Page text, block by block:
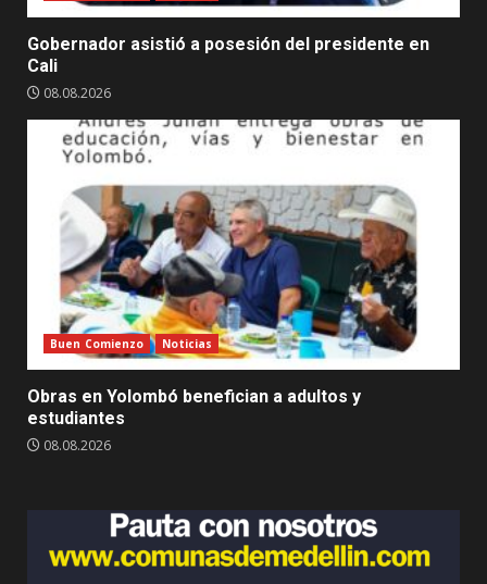
Gobernador asistió a posesión del presidente en
Cali
08.08.2026
Buen Comienzo Noticias
Obras en Yolombó benefician a adultos y
estudiantes
08.08.2026